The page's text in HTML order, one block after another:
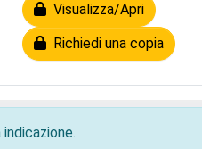
Visualizza/Apri
Richiedi una copia